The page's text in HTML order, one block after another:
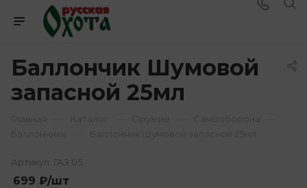
Баллончик Шумовой
запасной 25мл
Артикул: ГАЗ 05
699 ₽/шт